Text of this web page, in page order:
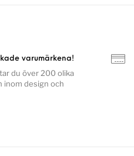
varumärkena!
du över 200 olika
inom design och